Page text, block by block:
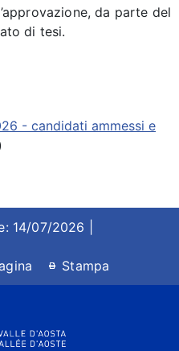
da parte del
di tesi.
- candidati ammessi e
14/07/2026 |
Stampa